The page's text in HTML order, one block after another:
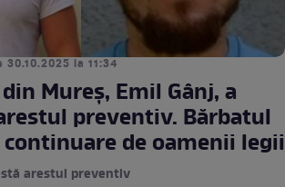
30.10.2025 la 11:34
Mureș, Emil Gânj, a
preventiv. Bărbatul
de oamenii legii
arestul preventiv